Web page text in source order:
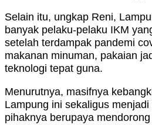
Selain itu, ungkap Reni,
banyak pelaku-pelaku IKM
setelah terdampak pandemi
makanan minuman, pakaian
teknologi tepat guna.
Menurutnya, masifnya
Lampung ini sekaligus
pihaknya berupaya